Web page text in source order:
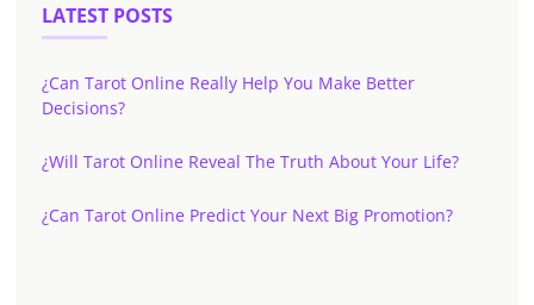
LATEST POSTS
¿Can Tarot Online Really Help You Make Better
Decisions?
¿Will Tarot Online Reveal The Truth About Your Life?
¿Can Tarot Online Predict Your Next Big Promotion?